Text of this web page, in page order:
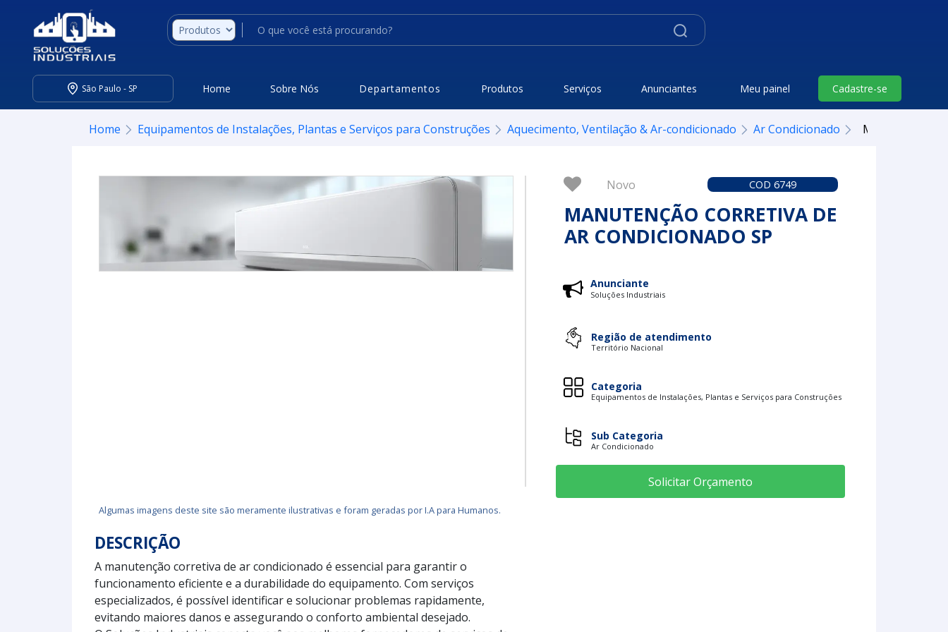
São Paulo - SP Home Sobre Nós Departamentos Produtos Serviços Anunciantes Meu painel Cadastre-se
Home Equipamentos de Instalações, Plantas e Serviços para Construções Aquecimento, Ventilação & Ar-condicionado Ar Condicionado Manutenção
Novo COD 6749
MANUTENÇÃO CORRETIVA DE
AR CONDICIONADO SP
Anunciante
Soluções Industriais
Região de atendimento
Território Nacional
Categoria
Equipamentos de Instalações, Plantas e Serviços para Construções
Sub Categoria
Ar Condicionado
Solicitar Orçamento
Algumas imagens deste site são meramente ilustrativas e foram geradas por I.A para Humanos.
DESCRIÇÃO
A manutenção corretiva de ar condicionado é essencial para garantir o
funcionamento eficiente e a durabilidade do equipamento. Com serviços
especializados, é possível identificar e solucionar problemas rapidamente,
evitando maiores danos e assegurando o conforto ambiental desejado.